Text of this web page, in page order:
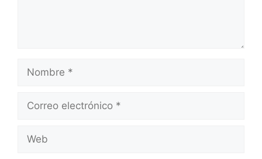
Nombre
Correo
Web